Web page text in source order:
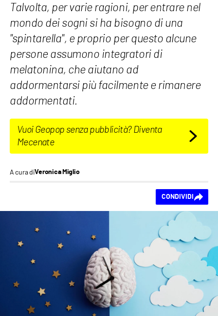
Talvolta, per varie ragioni, per entrare nel
mondo dei sogni si ha bisogno di una
"spintarella", e proprio per questo alcune
persone assumono integratori di
melatonina, che aiutano ad
addormentarsi più facilmente e rimanere
addormentati.
Vuoi Geopop senza pubblicità? Diventa
Mecenate
A cura diVeronica Miglio
CONDIVIDI